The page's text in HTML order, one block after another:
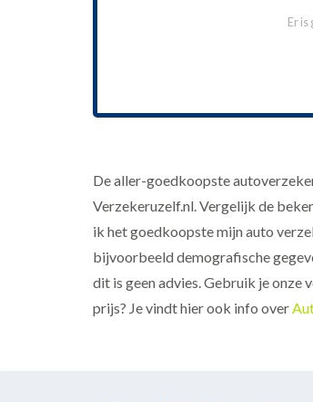
Er
De aller-goedkoopste
Verzekeruzelf.nl. Vergelijk de
ik het goedkoopste mijn auto
bijvoorbeeld demografische
dit is geen advies. Gebruik je onze
prijs? Je vindt hier ook info over